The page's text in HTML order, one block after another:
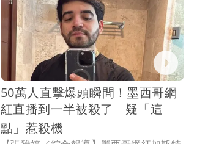
50萬人直擊爆頭瞬間！墨西哥網
紅直播到一半被殺了 疑「這
點」惹殺機